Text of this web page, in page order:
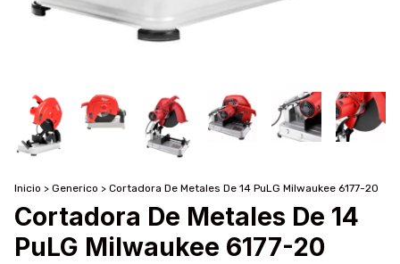
Inicio > Generico > Cortadora De Metales De 14 PuLG Milwaukee 6177-20
Cortadora De Metales De 14
PuLG Milwaukee 6177-20